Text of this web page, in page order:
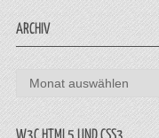
ARCHIV
Archiv